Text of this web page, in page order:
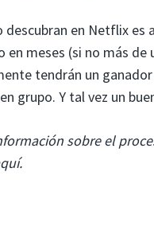
en Netflix es
meses (si no más de
tendrán un
grupo. Y tal vez un
sobre el